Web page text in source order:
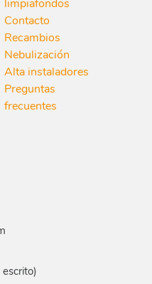
limpiafondos
Contacto
Recambios
Nebulización
Alta instaladores
Preguntas
frecuentes